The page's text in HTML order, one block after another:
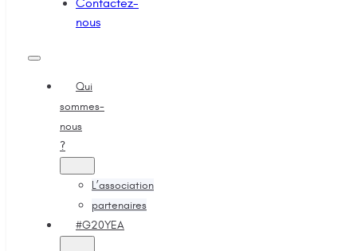
Contactez-
nous
Qui
sommes-
nous
?
L’association
partenaires
#G20YEA